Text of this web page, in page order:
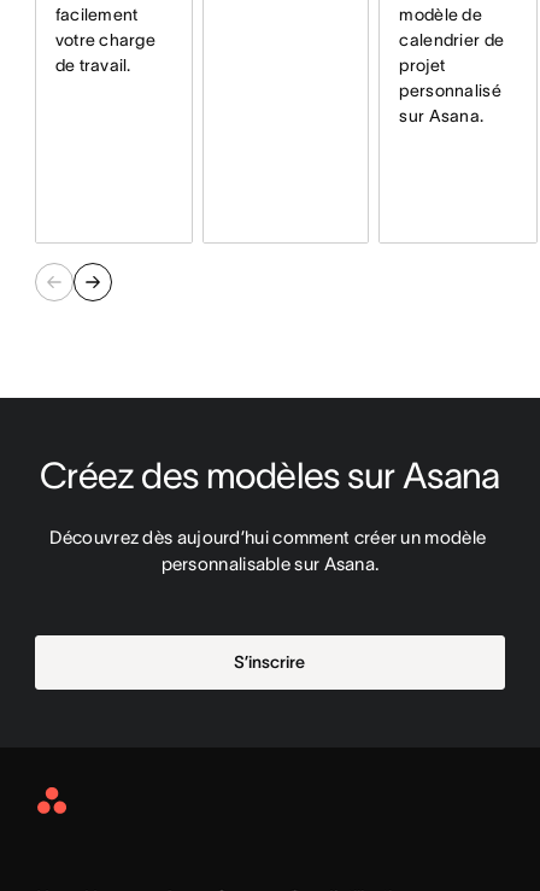
facilement
votre charge
de travail.
modèle de
calendrier de
projet
personnalisé
sur Asana.
Créez des modèles sur Asana
Découvrez dès aujourd’hui comment créer un modèle
personnalisable sur Asana.
S’inscrire
Asana